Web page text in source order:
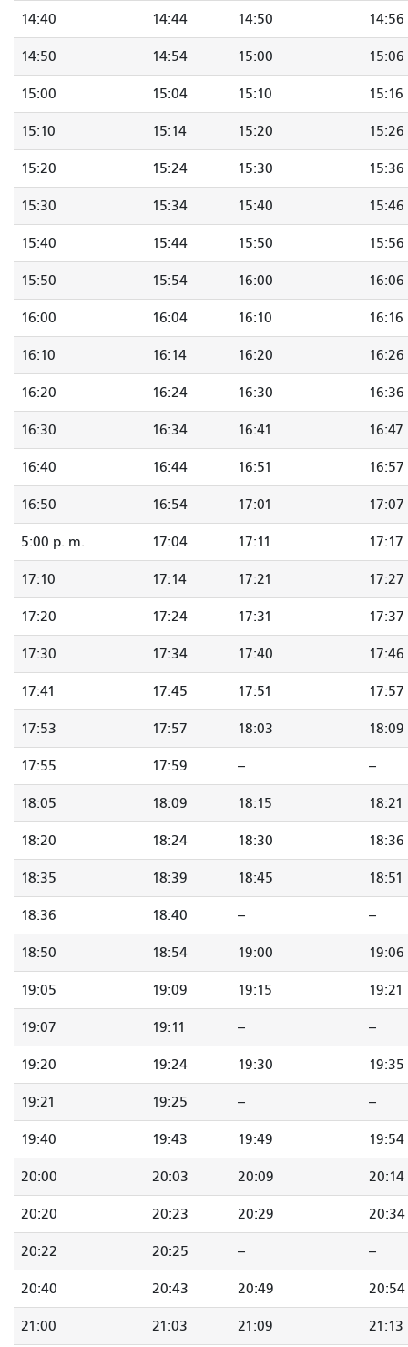
14:40 14:44 14:50 14:56
14:50 14:54 15:00 15:06
15:00 15:04 15:10 15:16
15:10 15:14 15:20 15:26
15:20 15:24 15:30 15:36
15:30 15:34 15:40 15:46
15:40 15:44 15:50 15:56
15:50 15:54 16:00 16:06
16:00 16:04 16:10 16:16
16:10 16:14 16:20 16:26
16:20 16:24 16:30 16:36
16:30 16:34 16:41 16:47
16:40 16:44 16:51 16:57
16:50 16:54 17:01 17:07
5:00 p. m. 17:04 17:11 17:17
17:10 17:14 17:21 17:27
17:20 17:24 17:31 17:37
17:30 17:34 17:40 17:46
17:41 17:45 17:51 17:57
17:53 17:57 18:03 18:09
17:55 17:59 -- --
18:05 18:09 18:15 18:21
18:20 18:24 18:30 18:36
18:35 18:39 18:45 18:51
18:36 18:40 -- --
18:50 18:54 19:00 19:06
19:05 19:09 19:15 19:21
19:07 19:11 -- --
19:20 19:24 19:30 19:35
19:21 19:25 -- --
19:40 19:43 19:49 19:54
20:00 20:03 20:09 20:14
20:20 20:23 20:29 20:34
20:22 20:25 -- --
20:40 20:43 20:49 20:54
21:00 21:03 21:09 21:13